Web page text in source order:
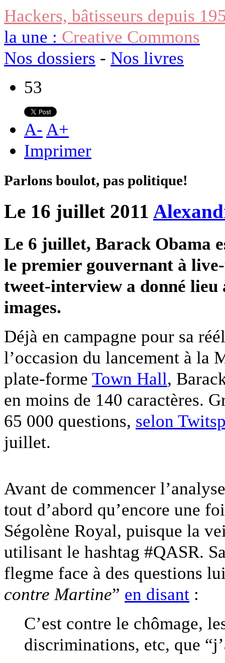
Hackers, bâtisseurs depuis
la une : Creative Commons
Nos dossiers - Nos livres
53
A- A+
Imprimer
Parlons boulot, pas politique!
Le 16 juillet 2011
Le 6 juillet, Barack Obama
le premier gouvernant à
tweet-interview a donné lieu
images.
Déjà en campagne pour sa
l’occasion du lancement à la
plate-forme Town Hall,
en moins de 140 caractères.
65 000 questions, selon
juillet.
Avant de commencer
tout d’abord qu’encore une
Ségolène Royal, puisque la
utilisant le hashtag #QASR.
flegme face à des questions
contre Martine” en disant :
C’est contre le chômage,
discriminations, etc, que